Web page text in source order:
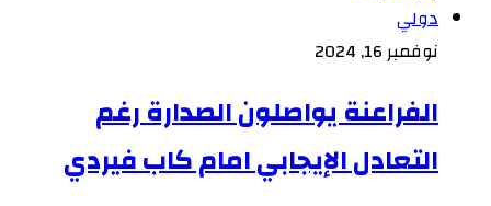
دولي
نوفمبر 16, 2024
الفراعنة يواصلون الصدارة رغم
التعادل الإيجابي امام كاب فيردي